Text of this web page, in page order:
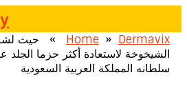
Home » Dermavix
» حيث
الشيخوخة لاستعادة أكثر حزما الجلد
سلطانه المملكة العربية السعودية